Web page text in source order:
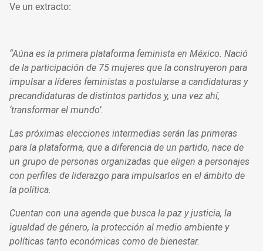
Ve un extracto:
“Aúna es la primera plataforma feminista en México. Nació
de la participación de 75 mujeres que la construyeron para
impulsar a líderes feministas a postularse a candidaturas y
precandidaturas de distintos partidos y, una vez ahí,
‘transformar el mundo’.
Las próximas elecciones intermedias serán las primeras
para la plataforma, que a diferencia de un partido, nace de
un grupo de personas organizadas que eligen a personajes
con perfiles de liderazgo para impulsarlos en el ámbito de
la política.
Cuentan con una agenda que busca la paz y justicia, la
igualdad de género, la protección al medio ambiente y
políticas tanto económicas como de bienestar.